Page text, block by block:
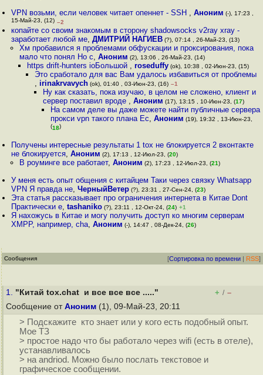
VPN возьми, если человек читает опеннет - SSH ,Аноним (-), 17:23 ,
15-Май-23, (12) –2
копайте со своим знакомым в сторону shadowsocks v2ray xray -
заработает любой ме,ДМИТРИЙ НАГИЕВ (?), 07:14 , 26-Май-23, (13)
Хм пробавился я проблемами обфускации и проксирования, пока
мало что понял Но с, Аноним (2), 13:06 , 26-Май-23, (14)
https drift-hunters ioБольшой , roseduffy(ok), 10:38 , 02-Июн-23, (15)
Это сработало для вас Вам удалось избавиться от проблемы
, irinakrvavych (ok), 01:40 , 03-Июн-23, (16) –1
Ну как сказать, пока изучаю, в целом не сложено, клиент и
сервер поставил вроде , Аноним (17), 13:15 , 10-Июн-23, (17)
На самом деле вы даже можете найти публичные сервера
прокси vpn такого плана Ес, Аноним (19), 19:32 , 13-Июн-23,
(18)
Получены интересные результаты 1 tox не блокируется 2 вконтакте
не блокируется,Аноним (2), 17:13 , 12-Июл-23, (20)
В роуминге все работает, Аноним (2), 17:23 , 12-Июл-23, (21)
У меня есть опыт общения с китайцем Таки через связку Whatsapp
VPN Я правда не,ЧерныйВетер (?), 23:31 , 27-Сен-24, (23)
Эта статья рассказывает про ограничения интернета в Китае Dont
Практически е,tashaniko (?), 23:11 , 12-Окт-24, (24) +1
Я нахожусь в Китае и могу получить доступ ко многим серверам
XMPP, например, cha,Аноним (-), 14:47 , 08-Дек-24, (26)
Сообщения [Сортировка по времени | RSS]
1. "Китай tox.chat и все все все ....." + / –
Сообщение от Аноним (1), 09-Май-23, 20:11
> Подскажите кто знает или у кого есть подобный опыт.
Мое ТЗ
> простое надо что бы работало через wifi (есть в отеле),
устанавливалось
> на andriod. Можно было послать текстовое и
графическое сообщении.